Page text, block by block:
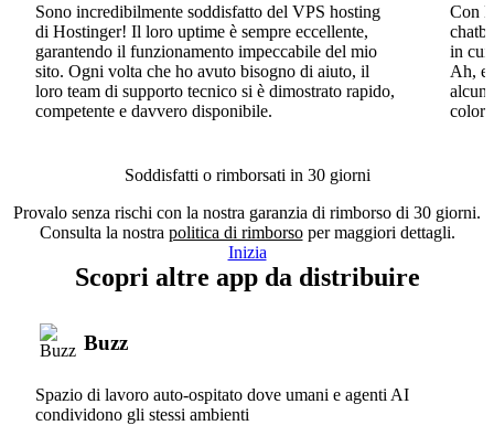
Sono incredibilmente soddisfatto del VPS hosting
di Hostinger! Il loro uptime è sempre eccellente,
garantendo il funzionamento impeccabile del mio
sito. Ogni volta che ho avuto bisogno di aiuto, il
loro team di supporto tecnico si è dimostrato rapido,
competente e davvero disponibile.
Con
in cui
Ah, e
alcun
Soddisfatti o rimborsati in 30 giorni
Provalo senza rischi con la nostra garanzia di rimborso di 30 giorni.
Consulta la nostra politica di rimborsoper maggiori dettagli.
Inizia
Scopri altre app da distribuire
Buzz
Spazio di lavoro auto-ospitato dove umani e agenti AI
condividono gli stessi ambienti